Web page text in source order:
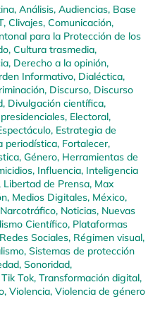
, Análisis, Audiencias, Base
, Clivajes, Comunicación,
para la Protección de los
, Cultura trasmedia,
, Derecho a la opinión,
Informativo, Dialéctica,
, Discurso, Discurso
, Divulgación científica,
, Electoral,
, Estrategia de
periodística, Fortalecer,
, Género, Herramientas de
, Influencia, Inteligencia
, Libertad de Prensa, Max
, Medios Digitales, México,
Narcotráfico, Noticias, Nuevas
Científico, Plataformas
Redes Sociales, Régimen visual,
, Sistemas de protección
, Sonoridad,
Tik Tok, Transformación digital,
, Violencia, Violencia de género